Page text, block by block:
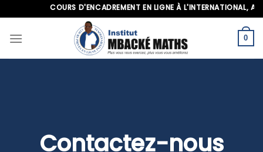
to
content
COURS D'ENCADREMENT EN LIGNE À L'INTERNATIONAL,
0
Contactez-nous